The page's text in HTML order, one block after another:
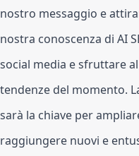
nostro messaggio e
nostra conoscenza di AI
social media e sfruttare
tendenze del momento.
sarà la chiave per
raggiungere nuovi e